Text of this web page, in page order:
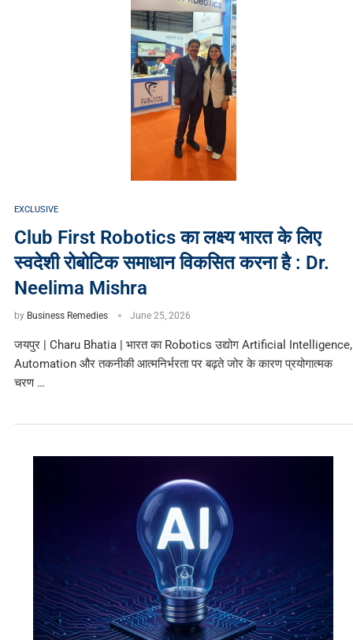
EXCLUSIVE
Club First Robotics का लक्ष्य भारत के लिए
स्वदेशी रोबोटिक समाधान विकसित करना है : Dr.
Neelima Mishra
by Business Remedies June 25, 2026
जयपुर | Charu Bhatia | भारत का Robotics उद्योग Artificial Intelligence,
Automation और तकनीकी आत्मनिर्भरता पर बढ़ते जोर के कारण प्रयोगात्मक
चरण …